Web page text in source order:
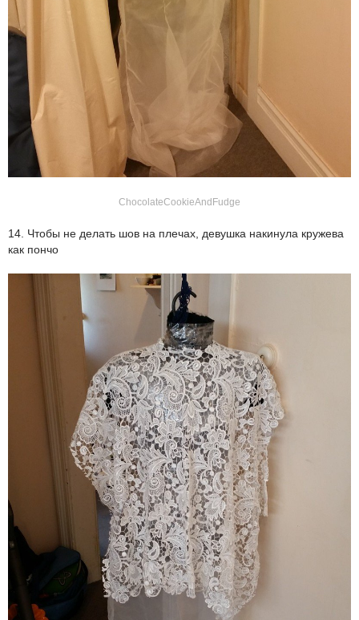
ChocolateCookieAndFudge
14. Чтобы не делать шов на плечах, девушка накинула кружева
как пончо